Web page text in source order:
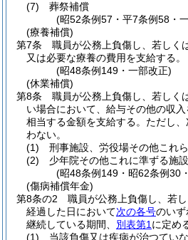
(7)
葬祭補償
(昭52条例57・平7条例58・
(療養補償)
第7条
職員が公務上負傷し、若しく
又は必要な療養の費用を支給する。
(昭48条例149・一部改正)
(休業補償)
第8条
職員が公務上負傷し、若しく
い場合において、給与その他の収
相当する金額を支給する。 ただし
わない。
(1)
刑事施設、労役場その他これ
(2)
少年院その他これに準ずる施
(昭48条例149・昭62条例30
(傷病補償年金)
第8条の2
職員が公務上負傷し、若
経過した日において次の各号のい
継続している期間、 別表第1 に定め
(1)
当該負傷又は疾病が治つていな